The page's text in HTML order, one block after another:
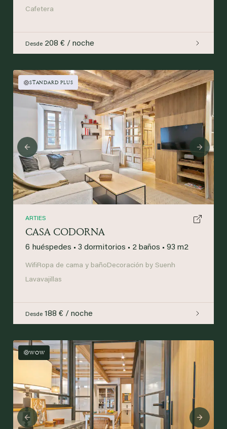
STANDARD PLUS
Previous Next
ARTIES
CASA CODORNA
6 huéspedes • 3 dormitorios • 2 baños • 93 m2
Wifi Ropa de cama y baño Decoración by Suenh
Lavavajillas
Desde 188 € / noche
WOW
Previous Next
Cafetera
Desde 208 € / noche